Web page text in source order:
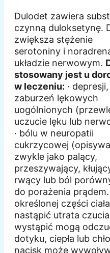
Dulodet zawiera
czynną duloksetynę.
zwiększa stężenie
serotoniny i
układzie nerwowym.
stosowany jest u
w leczeniu: · depresji,
zaburzeń lękowych
uogólnionych
uczucie lęku lub
· bólu w neuropatii
cukrzycowej
zwykle jako palący,
przeszywający,
rwący lub ból
do porażenia
określonej części
nastąpić utrata
wystąpić mogą
dotyku, ciepła lub
nacisk może